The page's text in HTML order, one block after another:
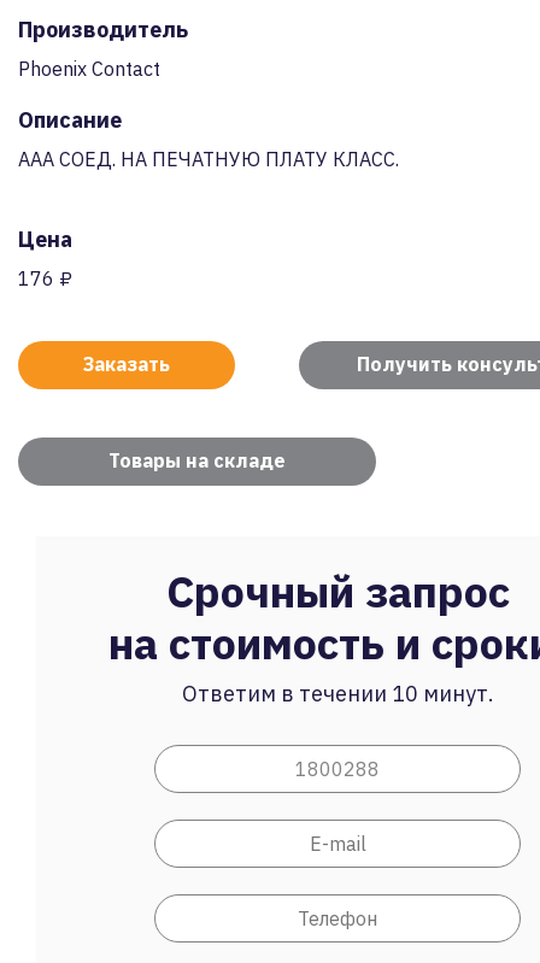
Производитель
Phoenix Contact
Описание
AAA СОЕД. НА ПЕЧАТНУЮ ПЛАТУ КЛАСС.
Цена
176 ₽
Заказать Получить
Товары на складе
Срочный запрос
на стоимость и
Ответим в течении 10 минут.